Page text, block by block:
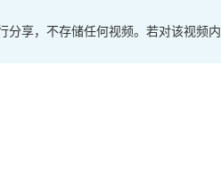
分享，不存储任何视频。若对该视频